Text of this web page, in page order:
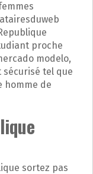
proche
modelo,
tel que
homme de
sortez pas